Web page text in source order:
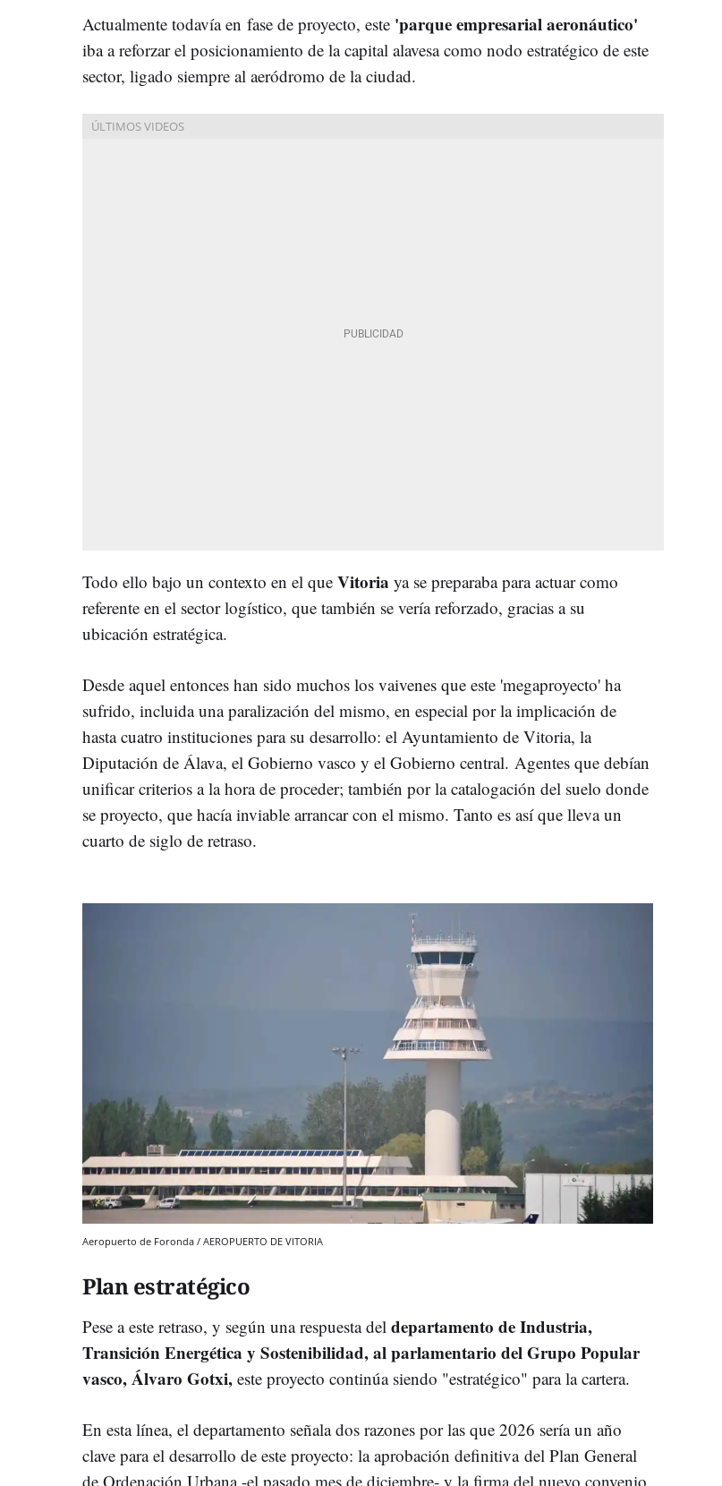
Actualmente todavía en fase de proyecto, este 'parque empresarial aeronáutico'
iba a reforzar el posicionamiento de la capital alavesa como nodo estratégico de este
sector, ligado siempre al aeródromo de la ciudad.
Todo ello bajo un contexto en el que Vitoria ya se preparaba para actuar como
referente en el sector logístico, que también se vería reforzado, gracias a su
ubicación estratégica.
Desde aquel entonces han sido muchos los vaivenes que este 'megaproyecto' ha
sufrido, incluida una paralización del mismo, en especial por la implicación de
hasta cuatro instituciones para su desarrollo: el Ayuntamiento de Vitoria, la
Diputación de Álava, el Gobierno vasco y el Gobierno central. Agentes que debían
unificar criterios a la hora de proceder; también por la catalogación del suelo donde
se proyecto, que hacía inviable arrancar con el mismo. Tanto es así que lleva un
cuarto de siglo de retraso.
Aeropuerto de Foronda / AEROPUERTO DE VITORIA
Plan estratégico
Pese a este retraso, y según una respuesta del departamento de Industria,
Transición Energética y Sostenibilidad, al parlamentario del Grupo Popular
vasco, Álvaro Gotxi, este proyecto continúa siendo "estratégico" para la cartera.
En esta línea, el departamento señala dos razones por las que 2026 sería un año
clave para el desarrollo de este proyecto: la aprobación definitiva del Plan General
de Ordenación Urbana -el pasado mes de diciembre- y la firma del nuevo convenio